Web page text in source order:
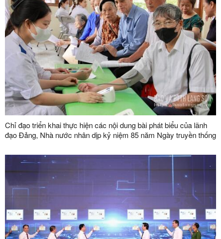
Chỉ đạo triển khai thực hiện các nội dung bài phát biểu của lãnh
đạo Đảng, Nhà nước nhân dịp kỷ niệm 85 năm Ngày truyền thống